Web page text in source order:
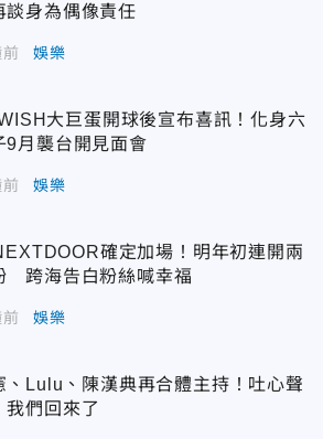
身為偶像責任
娛樂
大巨蛋開球後宣布喜訊！化身六
9月襲台開見面會
娛樂
確定加場！明年初連開兩
跨海告白粉絲喊幸福
娛樂
、Lulu、陳漢典再合體主持！吐心聲
我們回來了